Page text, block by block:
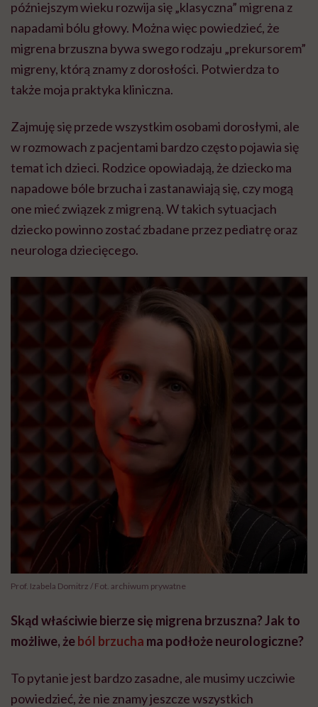
późniejszym wieku rozwija się „klasyczna” migrena z
napadami bólu głowy. Można więc powiedzieć, że
migrena brzuszna bywa swego rodzaju „prekursorem”
migreny, którą znamy z dorosłości. Potwierdza to
także moja praktyka kliniczna.
Zajmuję się przede wszystkim osobami dorosłymi, ale
w rozmowach z pacjentami bardzo często pojawia się
temat ich dzieci. Rodzice opowiadają, że dziecko ma
napadowe bóle brzucha i zastanawiają się, czy mogą
one mieć związek z migreną. W takich sytuacjach
dziecko powinno zostać zbadane przez pediatrę oraz
neurologa dziecięcego.
Prof. Izabela Domitrz / Fot. archiwum prywatne
Skąd właściwie bierze się migrena brzuszna? Jak to
możliwe, żeból brzucha ma podłoże neurologiczne?
To pytanie jest bardzo zasadne, ale musimy uczciwie
powiedzieć, że nie znamy jeszcze wszystkich